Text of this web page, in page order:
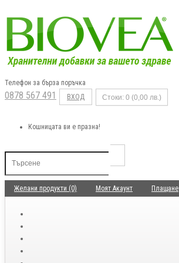
Телефон за бърза поръчка
0878 567 491 ВХОД Стоки: 0 (0,00 лв.)
Кошницата ви е празна!
Желани продукти (0) Моят Акаунт Плащане